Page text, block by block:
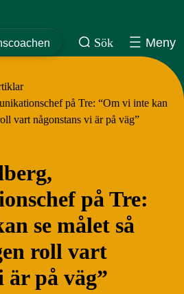
Sök Meny
på Tre: “Om vi inte kan
vart någonstans vi är på väg”
på Tre:
se målet så
roll vart
är på väg”